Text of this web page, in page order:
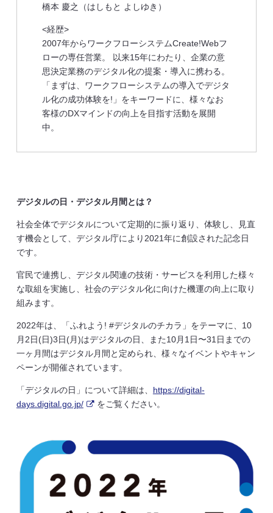
橋本 慶之（はしもと よしゆき）
<経歴>
2007年からワークフローシステムCreate!Webフ
ローの専任営業。 以来15年にわたり、企業の意
思決定業務のデジタル化の提案・導入に携わる。
「まずは、ワークフローシステムの導入でデジタ
ル化の成功体験を!」をキーワードに、様々なお
客様のDXマインドの向上を目指す活動を展開
中。
デジタルの日・デジタル月間とは？
社会全体でデジタルについて定期的に振り返り、体験し、見直
す機会として、デジタル庁により2021年に創設された記念日
です。
官民で連携し、デジタル関連の技術・サービスを利用した様々
な取組を実施し、社会のデジタル化に向けた機運の向上に取り
組みます。
2022年は、「ふれよう! #デジタルのチカラ」をテーマに、10
月2日(日)3日(月)はデジタルの日、また10月1日〜31日までの
一ヶ月間はデジタル月間と定められ、様々なイベントやキャン
ペーンが開催されています。
「デジタルの日」について詳細は、 https://digital-
days.digital.go.jp/
をご覧ください。